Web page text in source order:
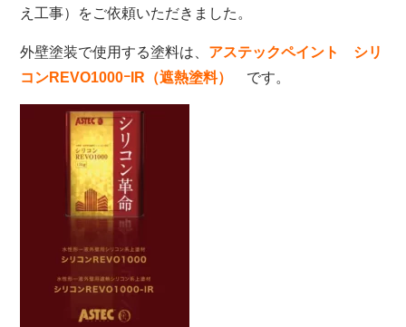
え工事）をご依頼いただきました。
外壁塗装で使用する塗料は、 アステックペイント シリ
コンREVO1000ｰIR（遮熱塗料）
です。